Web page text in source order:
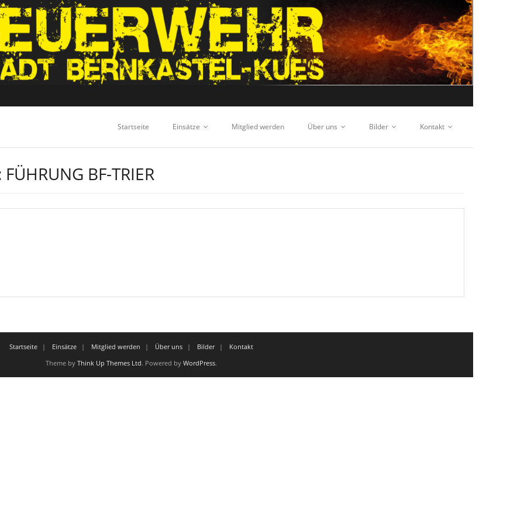
Startseite Einsätze Mitglied werden Über uns Bilder Kontakt
FÜHRUNG BF-TRIER
Startseite Einsätze Mitglied werden Über uns Bilder
Kontakt
Theme by Think Up Themes Ltd. Powered by WordPress.